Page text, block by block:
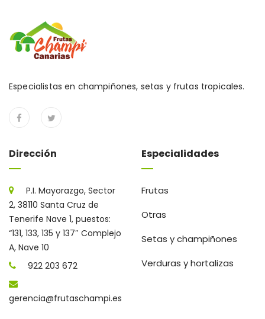
Especialistas en champiñones, setas y frutas tropicales.
Dirección
P.I. Mayorazgo, Sector
2, 38110 Santa Cruz de
Tenerife Nave 1, puestos:
“131, 133, 135 y 137″ Complejo
A, Nave 10
922 203 672
gerencia@frutaschampi.es
Especialidades
Frutas
Otras
Setas y champiñones
Verduras y hortalizas